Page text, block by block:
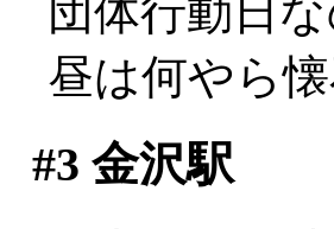
団体行動日
昼は何やら
#3 金沢駅